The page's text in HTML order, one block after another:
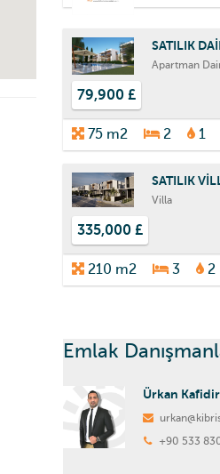
SATILIK
Apartman
79,900 £
75 m2 2 1
SATILIK
Villa
335,000 £
210 m2 3 2
Emlak
Ürkan Kafidir
+90 533